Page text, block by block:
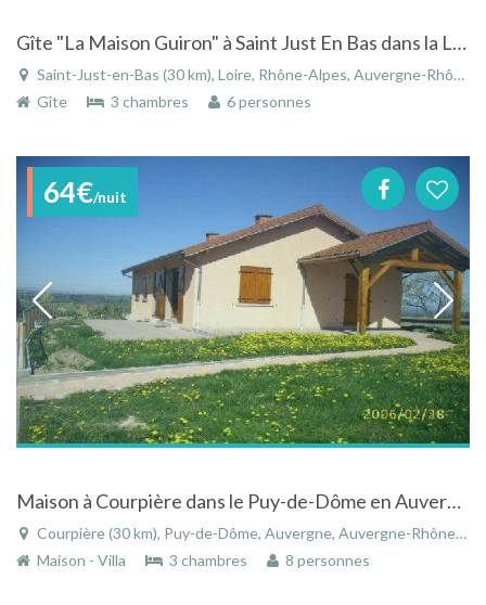
Gîte "La Maison Guiron" à Saint Just En Bas dans la Loire en Rhône-Alpes
Saint-Just-en-Bas (30 km), Loire, Rhône-Alpes, Auvergne-Rhône-Alpes, France
Gîte
3 chambres 6 personnes
64€/nuit
Maison à Courpière dans le Puy-de-Dôme en Auvergne avec vue imprenable sur la chaine des Domes
Courpière (30 km), Puy-de-Dôme, Auvergne, Auvergne-Rhône-Alpes, France
Maison - Villa
3 chambres 8 personnes